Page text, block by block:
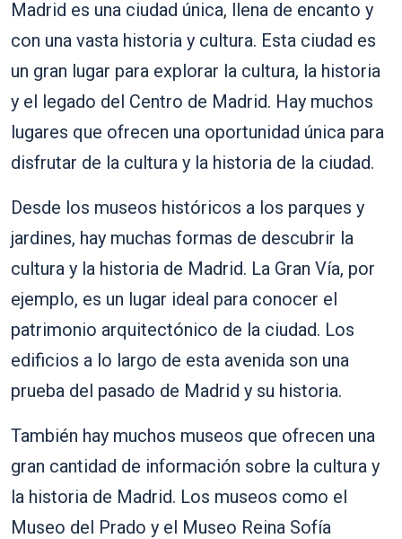
Madrid es una ciudad única, llena de encanto y
con una vasta historia y cultura. Esta ciudad es
un gran lugar para explorar la cultura, la historia
y el legado del Centro de Madrid. Hay muchos
lugares que ofrecen una oportunidad única para
disfrutar de la cultura y la historia de la ciudad.
Desde los museos históricos a los parques y
jardines, hay muchas formas de descubrir la
cultura y la historia de Madrid. La Gran Vía, por
ejemplo, es un lugar ideal para conocer el
patrimonio arquitectónico de la ciudad. Los
edificios a lo largo de esta avenida son una
prueba del pasado de Madrid y su historia.
También hay muchos museos que ofrecen una
gran cantidad de información sobre la cultura y
la historia de Madrid. Los museos como el
Museo del Prado y el Museo Reina Sofía